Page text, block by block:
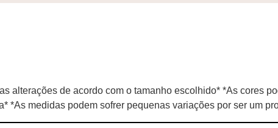
alterações de acordo com o tamanho escolhido* *As cores
*As medidas podem sofrer pequenas variações por ser um